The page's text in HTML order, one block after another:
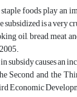
foods play an
subsidized is a very
oil, bread, meat
causes an
Second and the
Economic